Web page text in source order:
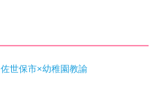
佐世保市×幼稚園教諭